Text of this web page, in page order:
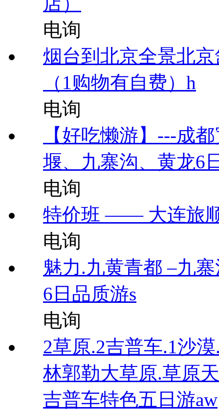
电询
烟台到北京全景北
（1购物有自费）h
电询
【好吃懒游】---成
堰、九寨沟、黄龙6
电询
特价班 —— 大连旅
电询
魅力.九黄青都 –九
6日品质游s
电询
2草原.2吉普车.1沙
林郭勒大草原.草原
吉普车特色五日游aw